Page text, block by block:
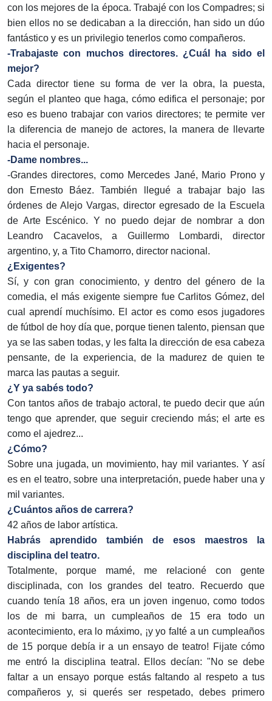
con los mejores de la época. Trabajé con los Compadres; si
bien ellos no se dedicaban a la dirección, han sido un dúo
fantástico y es un privilegio tenerlos como compañeros.
-Trabajaste con muchos directores. ¿Cuál ha sido el
mejor?
Cada director tiene su forma de ver la obra, la puesta,
según el planteo que haga, cómo edifica el personaje; por
eso es bueno trabajar con varios directores; te permite ver
la diferencia de manejo de actores, la manera de llevarte
hacia el personaje.
-Dame nombres...
-Grandes directores, como Mercedes Jané, Mario Prono y
don Ernesto Báez. También llegué a trabajar bajo las
órdenes de Alejo Vargas, director egresado de la Escuela
de Arte Escénico. Y no puedo dejar de nombrar a don
Leandro Cacavelos, a Guillermo Lombardi, director
argentino, y, a Tito Chamorro, director nacional.
¿Exigentes?
Sí, y con gran conocimiento, y dentro del género de la
comedia, el más exigente siempre fue Carlitos Gómez, del
cual aprendí muchísimo. El actor es como esos jugadores
de fútbol de hoy día que, porque tienen talento, piensan que
ya se las saben todas, y les falta la dirección de esa cabeza
pensante, de la experiencia, de la madurez de quien te
marca las pautas a seguir.
¿Y ya sabés todo?
Con tantos años de trabajo actoral, te puedo decir que aún
tengo que aprender, que seguir creciendo más; el arte es
como el ajedrez...
¿Cómo?
Sobre una jugada, un movimiento, hay mil variantes. Y así
es en el teatro, sobre una interpretación, puede haber una y
mil variantes.
¿Cuántos años de carrera?
42 años de labor artística.
Habrás aprendido también de esos maestros la
disciplina del teatro.
Totalmente, porque mamé, me relacioné con gente
disciplinada, con los grandes del teatro. Recuerdo que
cuando tenía 18 años, era un joven ingenuo, como todos
los de mi barra, un cumpleaños de 15 era todo un
acontecimiento, era lo máximo, ¡y yo falté a un cumpleaños
de 15 porque debía ir a un ensayo de teatro! Fijate cómo
me entró la disciplina teatral. Ellos decían: "No se debe
faltar a un ensayo porque estás faltando al respeto a tus
compañeros y, si querés ser respetado, debes primero